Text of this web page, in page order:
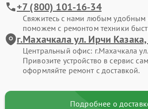
+7 (800) 101-16-34
Свяжитесь с нами любым
поможем с ремонтом техники
г.Махачкала ул. Ирчи
Центральный офис: г.Махачкала
Привозите устройство в сервис
оформляйте ремонт с доставкой.
Подробнее о